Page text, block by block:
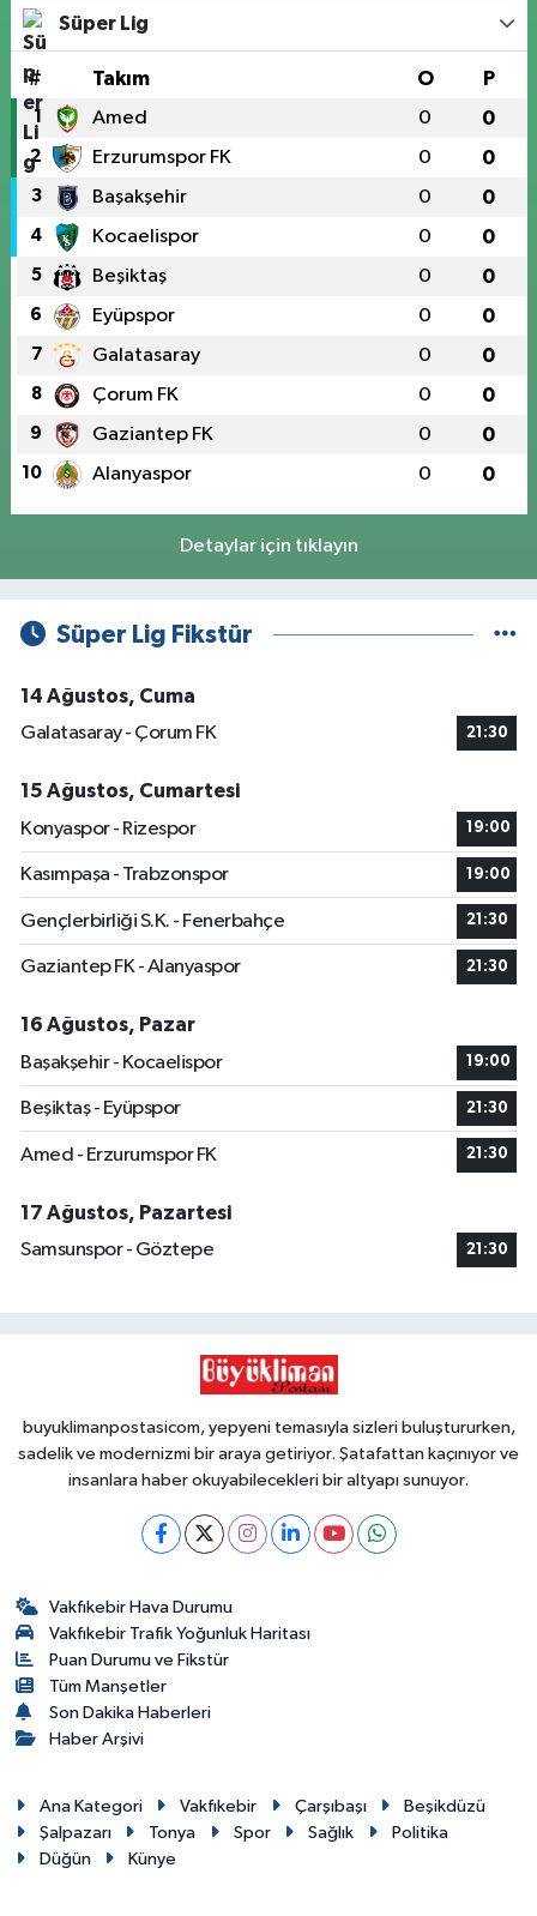
Süper Lig
# Takım O P
1 Amed 0 0
2 Erzurumspor FK 0 0
3 Başakşehir 0 0
4 Kocaelispor 0 0
5 Beşiktaş 0 0
6 Eyüpspor 0 0
7 Galatasaray 0 0
8 Çorum FK 0 0
9 Gaziantep FK 0 0
10 Alanyaspor 0 0
Detaylar için tıklayın
Süper Lig Fikstür
14 Ağustos, Cuma
Galatasaray - Çorum FK
21:30
15 Ağustos, Cumartesi
Konyaspor - Rizespor
19:00
Kasımpaşa - Trabzonspor 19:00
Gençlerbirliği S.K. - Fenerbahçe 21:30
Gaziantep FK - Alanyaspor 21:30
16 Ağustos, Pazar
Başakşehir - Kocaelispor
19:00
Beşiktaş - Eyüpspor 21:30
Amed - Erzurumspor FK 21:30
17 Ağustos, Pazartesi
Samsunspor - Göztepe
21:30
buyuklimanpostasicom, yepyeni temasıyla sizleri buluştururken,
sadelik ve modernizmi bir araya getiriyor. Şatafattan kaçınıyor ve
insanlara haber okuyabilecekleri bir altyapı sunuyor.
Vakfıkebir Hava Durumu
Vakfıkebir Trafik Yoğunluk Haritası
Puan Durumu ve Fikstür
Tüm Manşetler
Son Dakika Haberleri
Haber Arşivi
Ana Kategori Vakfıkebir Çarşıbaşı
Beşikdüzü
Şalpazarı
Tonya Spor Sağlık
Politika
Düğün
Künye